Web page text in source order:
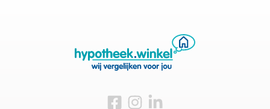
Bezoek ons op Facebook
Bezoek ons op Instagram
Bezoek ons op Linkedin